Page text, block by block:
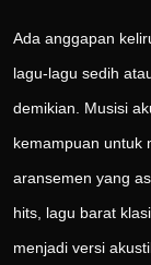
Ada anggapan
lagu-lagu sedih
demikian. Musisi
kemampuan untuk
aransemen yang
hits, lagu barat
menjadi versi